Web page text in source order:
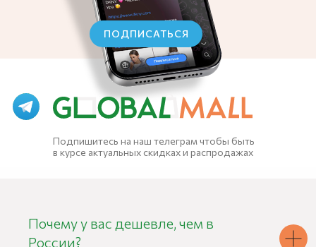
Подпишитесь на наш телеграм чтобы быть
в курсе актуальных скидках и распродажах
ПОДПИСАТЬСЯ
Почему у вас дешевле, чем в
России?